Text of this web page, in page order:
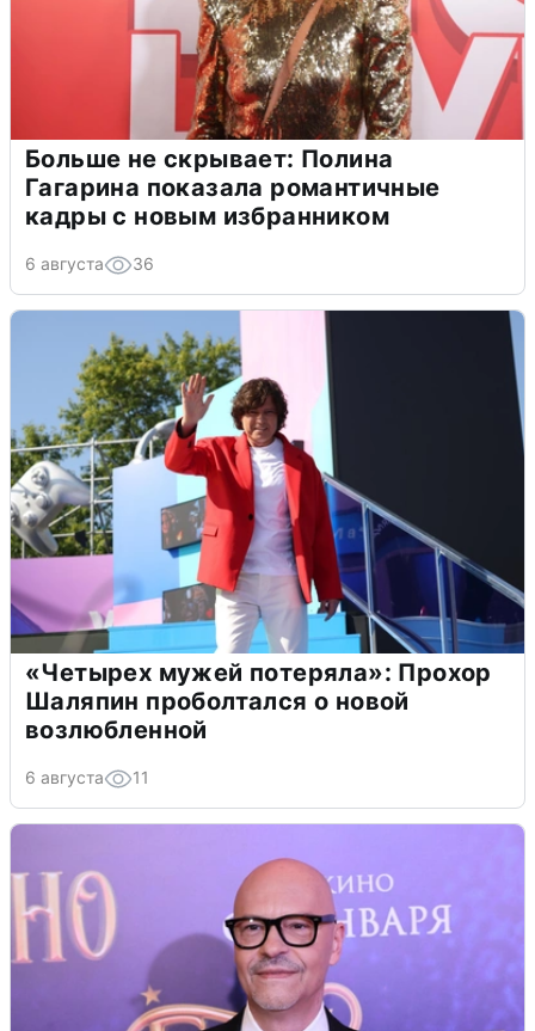
Больше не скрывает: Полина
Гагарина показала романтичные
кадры с новым избранником
6 августа 36
«Четырех мужей потеряла»: Прохор
Шаляпин проболтался о новой
возлюбленной
6 августа 11